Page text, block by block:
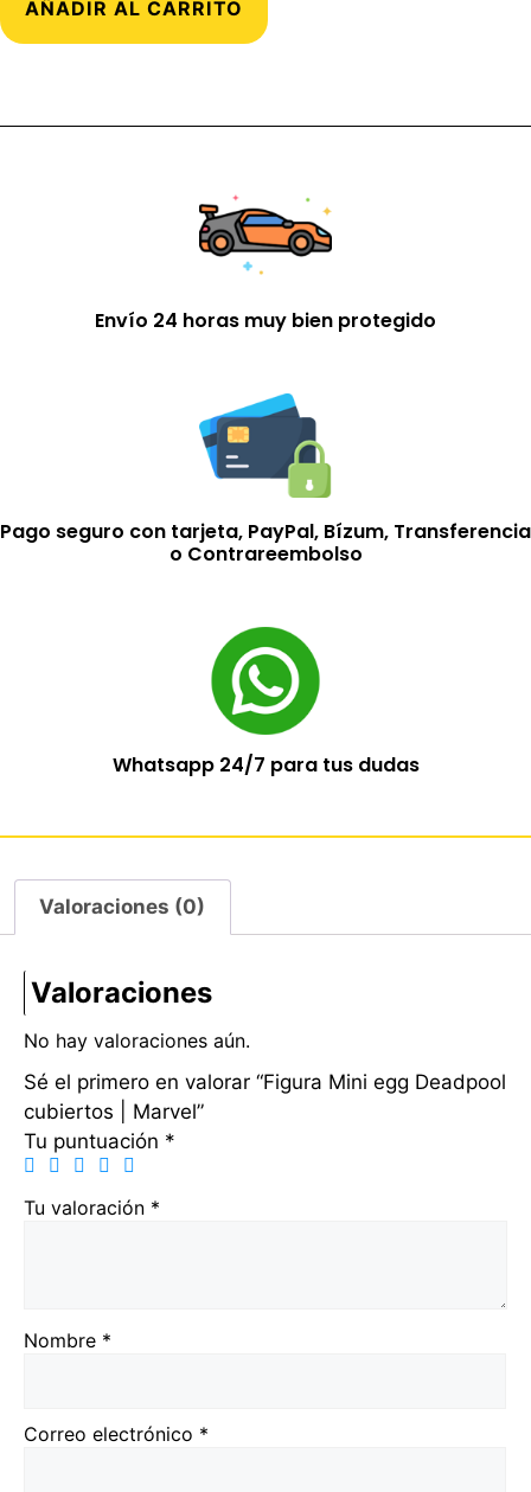
AÑADIR AL CARRITO
Envío 24 horas muy bien protegido
Pago seguro con tarjeta, PayPal, Bízum, Transferencia
o Contrareembolso
Whatsapp 24/7 para tus dudas
Valoraciones (0)
Valoraciones
No hay valoraciones aún.
Sé el primero en valorar “Figura Mini egg Deadpool
cubiertos | Marvel”
Tu puntuación *
Tu valoración *
Nombre *
Correo electrónico *